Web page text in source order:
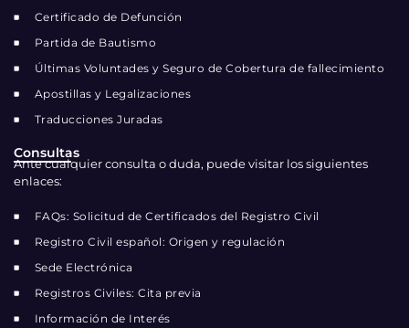
Consultas
Ante cualquier consulta o duda, puede visitar los siguientes
enlaces:
FAQs: Solicitud de Certificados del Registro Civil
Registro Civil español: Origen y regulación
Sede Electrónica
Registros Civiles: Cita previa
Información de Interés
Certificado de Defunción
Partida de Bautismo
Últimas Voluntades y Seguro de Cobertura de fallecimiento
Apostillas y Legalizaciones
Traducciones Juradas